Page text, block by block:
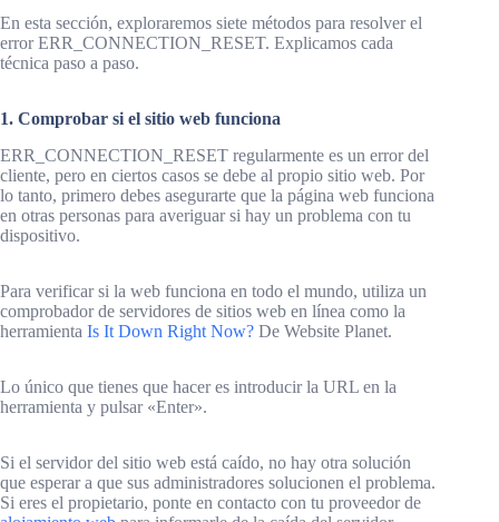
En esta sección, exploraremos siete métodos para resolver el
error ERR_CONNECTION_RESET. Explicamos cada
técnica paso a paso.
1. Comprobar si el sitio web funciona
ERR_CONNECTION_RESET regularmente es un error del
cliente, pero en ciertos casos se debe al propio sitio web. Por
lo tanto, primero debes asegurarte que la página web funciona
en otras personas para averiguar si hay un problema con tu
dispositivo.
Para verificar si la web funciona en todo el mundo, utiliza un
comprobador de servidores de sitios web en línea como la
herramienta Is It Down Right Now? De Website Planet.
Lo único que tienes que hacer es introducir la URL en la
herramienta y pulsar «Enter».
Si el servidor del sitio web está caído, no hay otra solución
que esperar a que sus administradores solucionen el problema.
Si eres el propietario, ponte en contacto con tu proveedor de